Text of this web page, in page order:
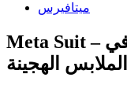
ميتافيرس
Meta Suit – إحداث ثورة في Metaverse مع
الملابس الهجينة